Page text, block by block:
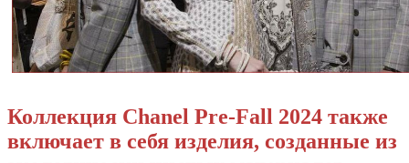
Коллекция Chanel Pre-Fall 2024 также
включает в себя изделия, созданные из